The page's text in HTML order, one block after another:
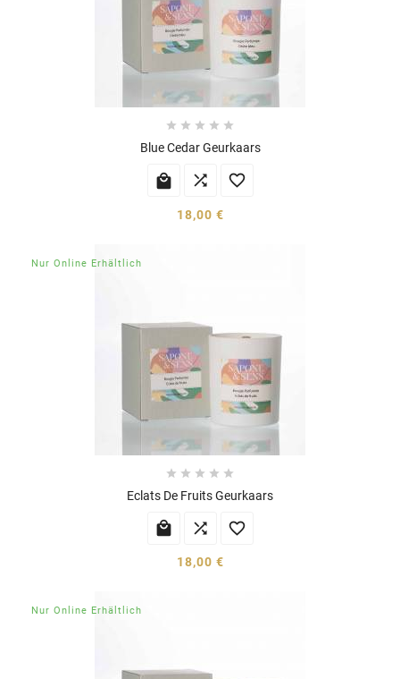
    
Blue Cedar Geurkaars
  
18,00 €
Nur Online Erhältlich
    
Eclats De Fruits Geurkaars
  
18,00 €
Nur Online Erhältlich